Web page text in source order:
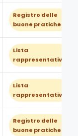
Registro delle
buone pratiche
Lista
rappresentativa
Lista
rappresentativa
Registro delle
buone pratiche